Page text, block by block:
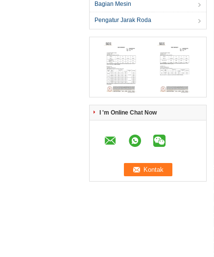
Bagian Mesin
Pengatur Jarak Roda
I 'm Online Chat Now